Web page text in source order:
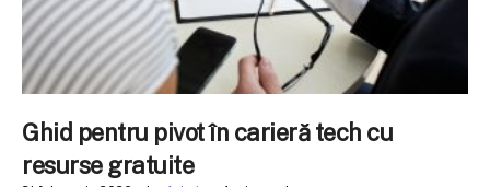
Ghid pentru pivot în carieră tech cu
resurse gratuite